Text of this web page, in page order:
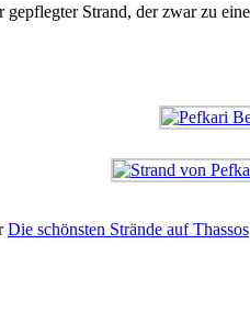
gepflegter Strand, der zwar zu
Die schönsten Strände auf Thassos